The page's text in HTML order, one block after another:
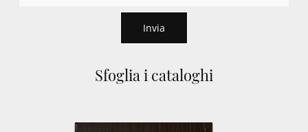
Sfoglia i cataloghi
Invia